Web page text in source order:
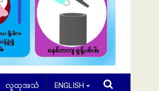
လူထုအသံ ENGLISH